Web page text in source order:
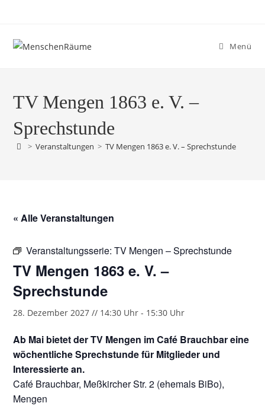
Menü
TV Mengen 1863 e. V. –
Sprechstunde
> Veranstaltungen > TV Mengen 1863 e. V. – Sprechstunde
« Alle Veranstaltungen
Veranstaltungsserie:TV Mengen – Sprechstunde
TV Mengen 1863 e. V. –
Sprechstunde
28. Dezember 2027 // 14:30 Uhr - 15:30 Uhr
Ab Mai bietet der TV Mengen im Café Brauchbar eine
wöchentliche Sprechstunde für Mitglieder und
Interessierte an.
Café Brauchbar, Meßkircher Str. 2 (ehemals BiBo),
Mengen